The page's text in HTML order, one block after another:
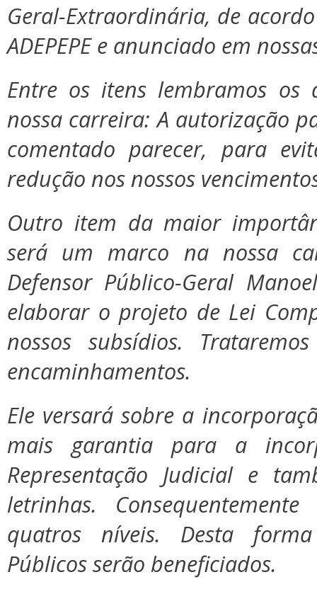
Geral-Extraordinária, de
ADEPEPE e anunciado em
Entre os itens lembramos
nossa carreira: A autorização
comentado parecer, para
redução nos nossos
Outro item da maior
será um marco na nossa
Defensor Público-Geral
elaborar o projeto de Lei
nossos subsídios.
encaminhamentos.
Ele versará sobre a
mais garantia para a
Representação Judicial e
letrinhas.
quatros níveis. Desta
Públicos serão beneficiados.